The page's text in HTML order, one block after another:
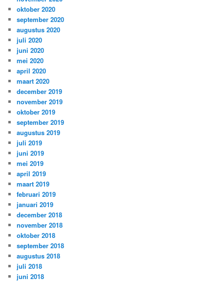
oktober 2020
september 2020
augustus 2020
juli 2020
juni 2020
mei 2020
april 2020
maart 2020
december 2019
november 2019
oktober 2019
september 2019
augustus 2019
juli 2019
juni 2019
mei 2019
april 2019
maart 2019
februari 2019
januari 2019
december 2018
november 2018
oktober 2018
september 2018
augustus 2018
juli 2018
juni 2018